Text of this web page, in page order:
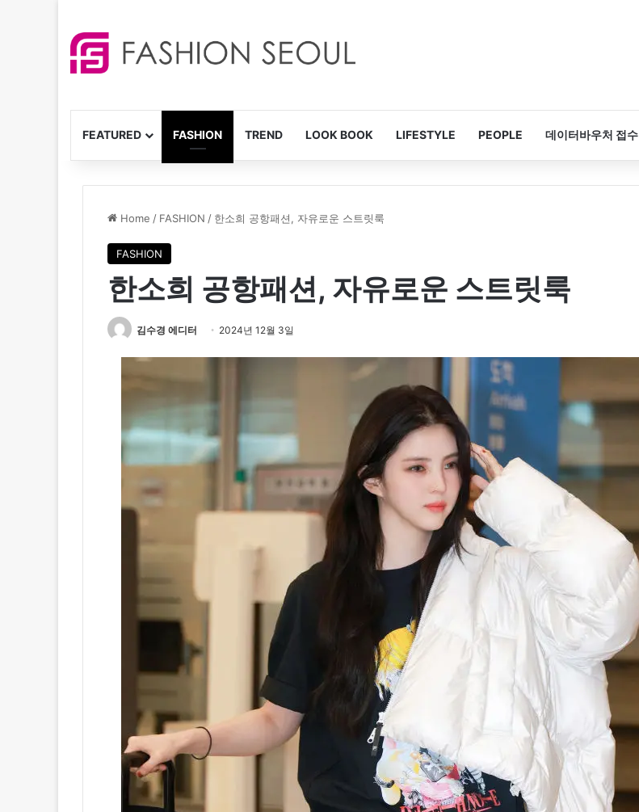
FEATURED FASHION TREND LOOK BOOK LIFESTYLE PEOPLE 데이터바우처 접수
Home / FASHION / 한소희 공항패션, 자유로운 스트릿룩
FASHION
한소희 공항패션, 자유로운 스트릿룩
김수경 에디터 2024년 12월 3일